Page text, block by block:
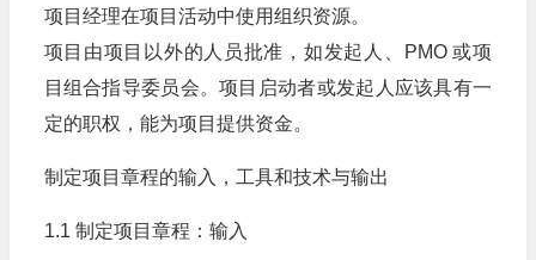
项目经理在项目活动中使用组织资源。
项目由项目以外的人员批准，如发起人、PMO 或项
目组合指导委员会。项目启动者或发起人应该具有一
定的职权，能为项目提供资金。
制定项目章程的输入，工具和技术与输出
1.1 制定项目章程：输入